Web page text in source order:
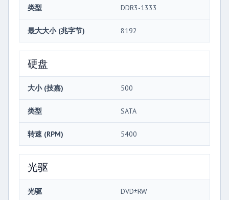
类型 DDR3-1333
最大大小 (兆字节) 8192
硬盘
大小 (技嘉) 500
类型 SATA
转速 (RPM) 5400
光驱
光驱 DVD±RW